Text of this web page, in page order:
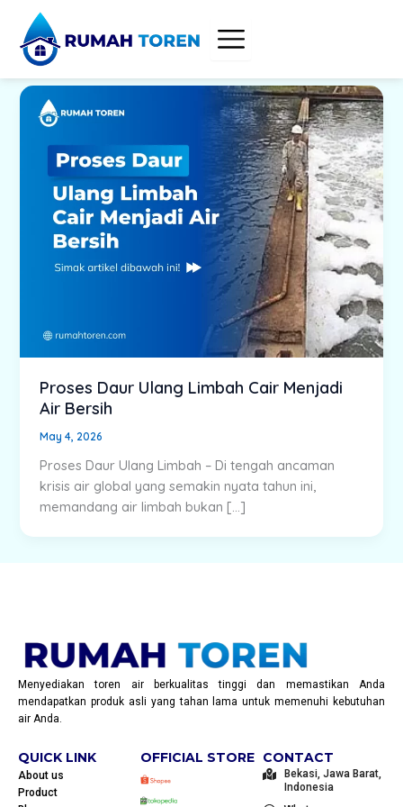
content
Proses Daur Ulang Limbah Cair Menjadi
Air Bersih
May 4, 2026
Proses Daur Ulang Limbah – Di tengah ancaman
krisis air global yang semakin nyata tahun ini,
memandang air limbah bukan […]
Menyediakan toren air berkualitas tinggi dan memastikan Anda
mendapatkan produk asli yang tahan lama untuk memenuhi kebutuhan
air Anda.
QUICK LINK
About us
Product
OFFICIAL STORE CONTACT
Bekasi, Jawa Barat,
Indonesia